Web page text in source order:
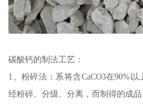
碳酸钙的制法工艺：
1、粉碎法：系将含CaCO3在90%
经粉碎、分级、分离，而制得的成品